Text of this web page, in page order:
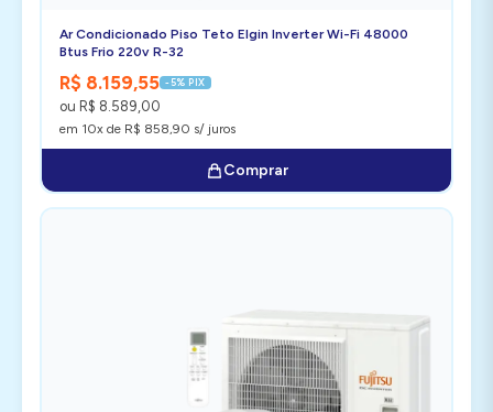
Ar Condicionado Piso Teto Elgin Inverter Wi-Fi 48000
Btus Frio 220v R-32
R$ 8.159,55 -5% PIX
ou R$ 8.589,00
em 10x de R$ 858,90 s/ juros
Comprar